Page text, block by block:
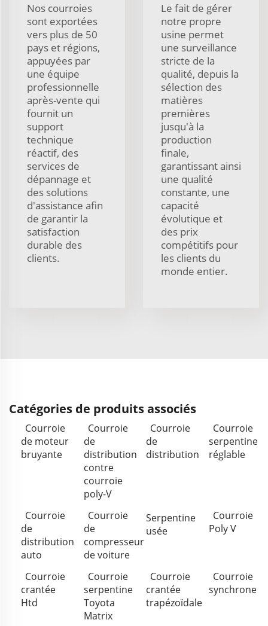
Nos courroies
sont exportées
vers plus de 50
pays et régions,
appuyées par
une équipe
professionnelle
après-vente qui
fournit un
support
technique
réactif, des
services de
dépannage et
des solutions
d'assistance afin
de garantir la
satisfaction
durable des
clients.
Le fait de gérer
notre propre
usine permet
une surveillance
stricte de la
qualité, depuis la
sélection des
matières
premières
jusqu'à la
production
finale,
garantissant ainsi
une qualité
constante, une
capacité
évolutique et
des prix
compétitifs pour
les clients du
monde entier.
Catégories de produits associés
Courroie
de moteur
bruyante
Courroie
de
distribution
contre
courroie
poly-V
Courroie
de
distribution
Courroie
serpentine
réglable
Courroie
de
distribution
auto
Courroie
de
compresseur
de voiture
Serpentine
usée
Courroie
Poly V
Courroie
crantée
Htd
Courroie
serpentine
Toyota
Matrix
Courroie
crantée
trapézoïdale
Courroie
synchrone